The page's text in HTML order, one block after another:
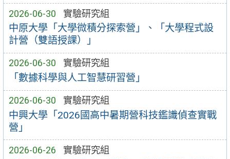
2026-06-30 實驗研究組
中原大學「大學微積分探索營」、「大學程式設
計營（雙語授課）」
2026-06-30 實驗研究組
「數據科學與人工智慧研習營」
2026-06-30 實驗研究組
中興大學「2026國高中暑期營科技鑑識偵查實戰
營」
2026-06-26 實驗研究組